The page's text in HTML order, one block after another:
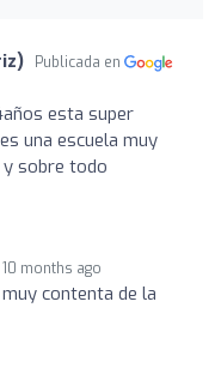
Publicada en
esta super
una escuela muy
sobre todo
10 months ago
contenta de la